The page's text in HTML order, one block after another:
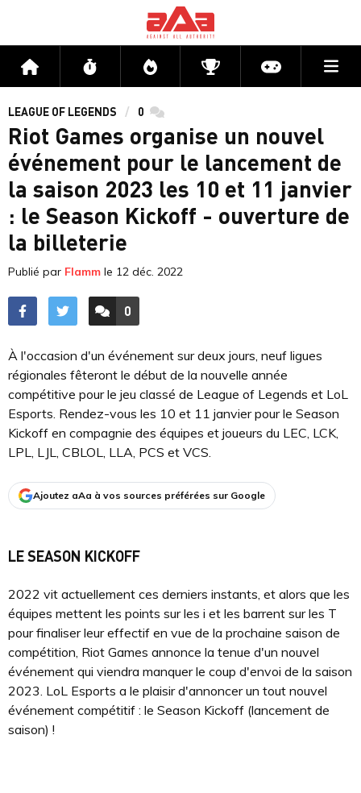
Accueil Flux Directs CompétitionsActu jeux
LEAGUE OF LEGENDS 0 commentaires
Riot Games organise un nouvel
événement pour le lancement de
la saison 2023 les 10 et 11 janvier
: le Season Kickoff - ouverture de
la billeterie
Publié par Flamm le 12 déc. 2022
ACCÉDER AUX
0
COMMENTAIRES
À l'occasion d'un événement sur deux jours, neuf ligues
régionales fêteront le début de la nouvelle année
compétitive pour le jeu classé de League of Legends et LoL
Esports. Rendez-vous les 10 et 11 janvier pour le Season
Kickoff en compagnie des équipes et joueurs du LEC, LCK,
LPL, LJL, CBLOL, LLA, PCS et VCS.
Ajoutez aAa à vos sources préférées sur Google
LE SEASON KICKOFF
2022 vit actuellement ces derniers instants, et alors que les
équipes mettent les points sur les i et les barrent sur les T
pour finaliser leur effectif en vue de la prochaine saison de
compétition, Riot Games annonce la tenue d'un nouvel
événement qui viendra manquer le coup d'envoi de la saison
2023. LoL Esports a le plaisir d'annoncer un tout nouvel
événement compétitif : le Season Kickoff (lancement de
saison) !